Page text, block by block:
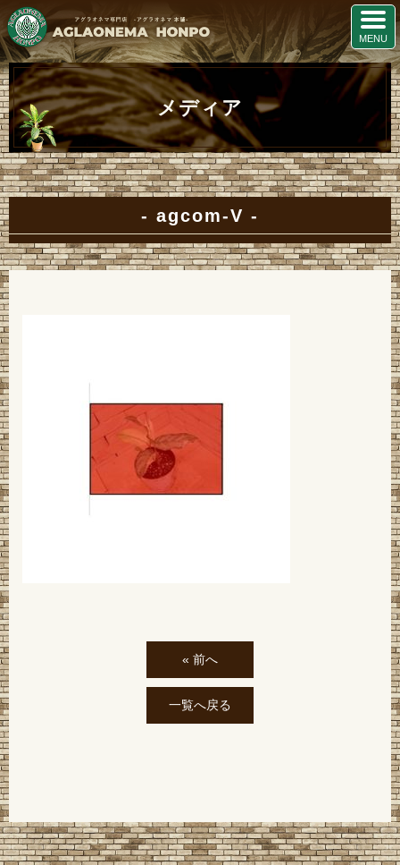
メディア
agcom-V
« 前へ
一覧へ戻る